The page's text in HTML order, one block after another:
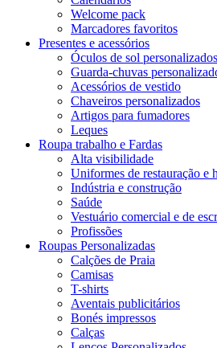
Welcome pack
Marcadores favoritos
Presentes e acessórios
Óculos de sol personalizados
Guarda-chuvas
Acessórios de vestido
Chaveiros personalizados
Artigos para fumadores
Leques
Roupa trabalho e Fardas
Alta visibilidade
Uniformes de restauração e
Indústria e construção
Saúde
Vestuário comercial e de
Profissões
Roupas Personalizadas
Calções de Praia
Camisas
T-shirts
Aventais publicitários
Bonés impressos
Calças